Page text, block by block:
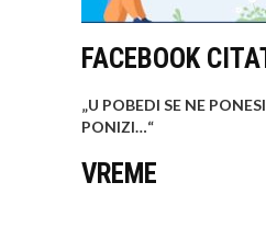
FACEBOOK
„U POBEDI SE NE
PONIZI…“
VREME